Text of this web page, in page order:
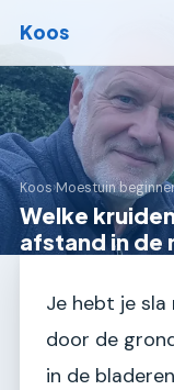
Koos
Koos›Moestuin
Welke
afstand in de
Je hebt je sla
door de
in de